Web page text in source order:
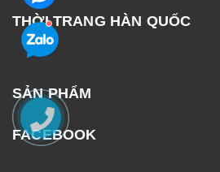
THỜI TRANG HÀN QUỐC
SẢN PHẨM
FACEBOOK